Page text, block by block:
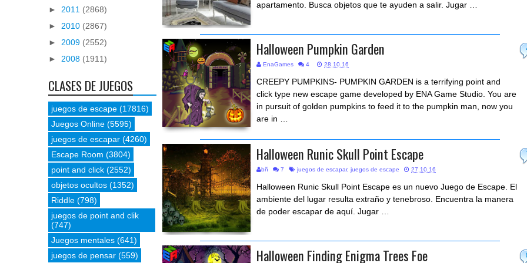
apartamento. Busca objetos que te ayuden a salir. Jugar …
Halloween Pumpkin Garden
EnaGames 4 28.10.16
CREEPY PUMPKINS- PUMPKIN GARDEN is a terrifying point and
click type new escape game developed by ENA Game Studio. You are
in pursuit of golden pumpkins to feed it to the pumpkin man, now you
are in …
Halloween Runic Skull Point Escape
bñ 7 juegos de escapar, juegos de escape 27.10.16
Halloween Runic Skull Point Escape es un nuevo Juego de Escape. El
ambiente del lugar resulta extraño y tenebroso. Encuentra la manera
de poder escapar de aquí. Jugar …
Halloween Finding Enigma Trees Foe
► 2011 (2868)
► 2010 (2867)
► 2009 (2552)
► 2008 (1911)
CLASES DE JUEGOS
juegos de escape (17816)
Juegos Online (5595)
juegos de escapar (4260)
Escape Room (3804)
point and click (2552)
objetos ocultos (1352)
Riddle (798)
juegos de point and clik
(747)
Juegos mentales (641)
juegos de pensar (559)